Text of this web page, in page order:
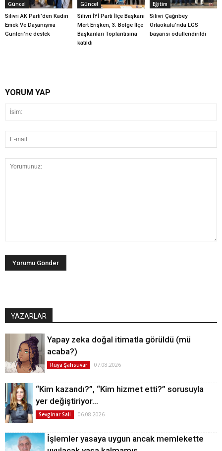
Güncel
Silivri AK Parti’den Kadın
Emek Ve Dayanışma
Günleri’ne destek
Güncel
Silivri İYİ Parti İlçe Başkanı
Mert Erişken, 3. Bölge İlçe
Başkanları Toplantısına
katıldı
Eğitim
Silivri Çağrıbey
Ortaokulu’nda LGS
başarısı ödüllendirildi
YORUM YAP
YAZARLAR
Yapay zeka doğal itimatla görüldü (mü
acaba?)
Rüya Şahsuvar 07.08.2026
“Kim kazandı?”, “Kim hizmet etti?” sorusuyla
yer değiştiriyor…
Sevginar Sali 06.08.2026
İşlemler yasaya uygun ancak memlekette